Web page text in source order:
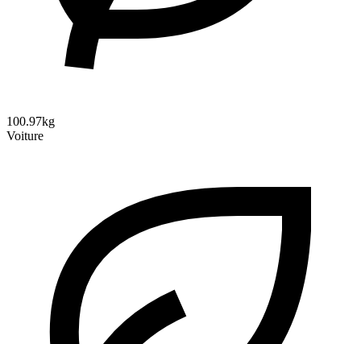
100.97kg
Voiture